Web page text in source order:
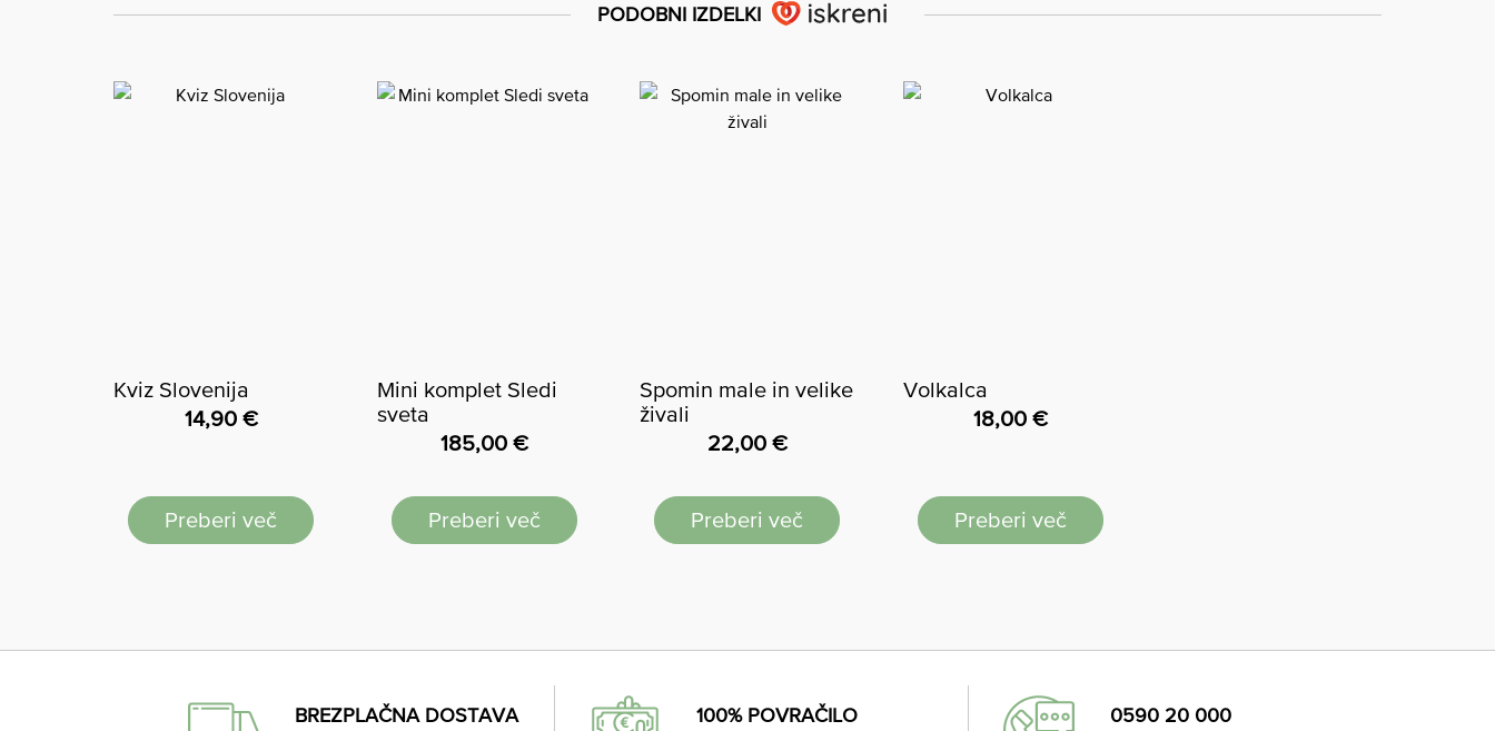
PODOBNI IZDELKI
Kviz Slovenija
14,90 €
Preberi več
Mini komplet Sledi
sveta
185,00 €
Preberi več
Spomin male in velike
živali
22,00 €
Preberi več
Volkalca
18,00 €
Preberi več
BREZPLAČNA DOSTAVA 100% POVRAČILO 0590 20 000